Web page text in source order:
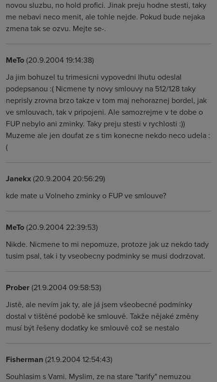
novou sluzbu, no hold profici. Jinak preju hodne stesti, taky
me nebavi neco menit, ale tohle nejde. Pokud bude nejaka
zmena tak se ozvu. Mejte se-.
MeTo(20.9.2004 19:14:38)
Ja jim bohuzel tu trimesicni vypovedni lhutu odeslal
podepsanou :( Nicmene ty novy smlouvy na 512/128 taky
neprisly zrovna brzo takze v tom maj nehoraznej bordel, jak
ve smlouvach, tak v pripojeni. Ale samozrejme v te dobe o
FUP nebylo ani zminky. Taky preju stesti v rychlosti :))
Muzeme ale jen doufat ze s tim konecne nekdo neco udela :
(
Janekx(20.9.2004 20:56:29)
kde mate u Volneho zminky o FUP ve smlouve?
MeTo(20.9.2004 22:39:53)
Nikde. Nicmene to mi nepomuze, protoze jak uz nekdo tady
tusim psal, tak i ty vseobecny podminky se musi dodrzovat.
Prober(21.9.2004 09:58:53)
Jistě, ale nevím jak ty, ale já jsem všeobecné podmínky
dostal v tištěné podobě ke smlouvě. Takže nějaké změny
musí být řešeny dodatky ke smlouvě což se nestalo
Fisherman(21.9.2004 12:54:43)
Souhlasim s Vami. Myslim, ze na stare "tarify" nemuzou